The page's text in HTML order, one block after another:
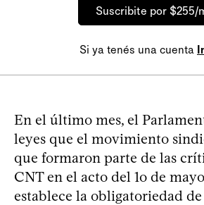
Suscribite por $255/
Si ya tenés una cuenta
En el último mes, el
leyes que el movimiento
que formaron parte de las
CNT en el acto del 1o de
establece la obligatoriedad